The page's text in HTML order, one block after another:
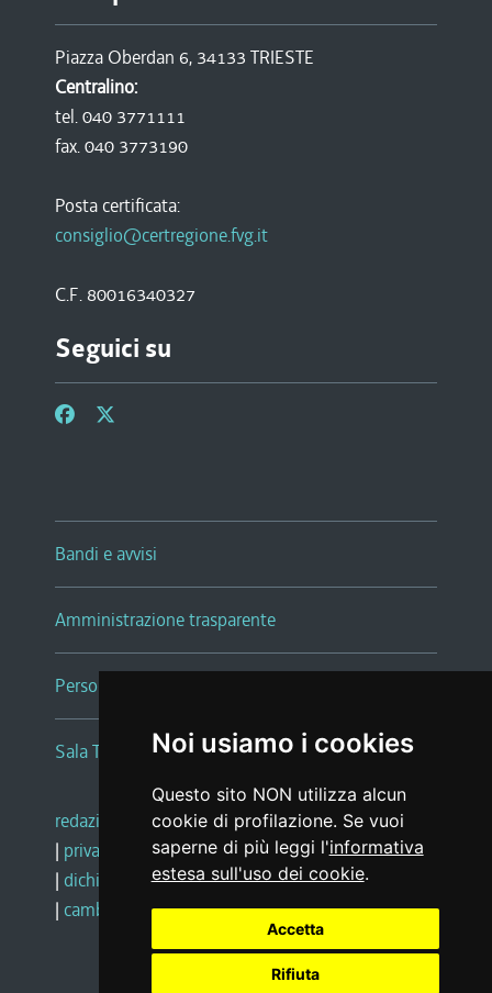
Noi usiamo i cookies
Questo sito NON utilizza alcun
cookie di profilazione. Se vuoi
saperne di più leggi l'informativa
estesa sull'uso dei cookie.
Accetta
Rifiuta
Piazza Oberdan 6, 34133 TRIESTE
Centralino:
tel. 040 3771111
fax. 040 3773190
Posta certificata:
consiglio@certregione.fvg.it
C.F. 80016340327
Seguici su
Bandi e avvisi
Amministrazione trasparente
Persone e Uffici
Sala Tiziano Tessitori
redazione web |note legali |glossario
| privacy
social media policy
| dichiarazione di accessibilità |feedback
| cambio preferenze cookie
Realizzato da